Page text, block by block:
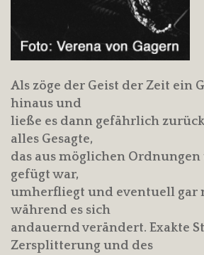
Als zöge der Geist der Zeit ein
hinaus und
ließe es dann gefährlich
alles Gesagte,
das aus möglichen
gefügt war,
umherfliegt und eventuell gar
während es sich
andauernd verändert. Exakte
Zersplitterung und des